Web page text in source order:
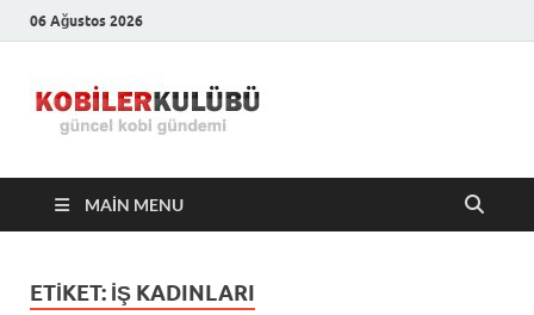
06 Ağustos 2026
Kulübü –
En Güncel
MAIN MENU
ETIKET: IŞ KADINLARI